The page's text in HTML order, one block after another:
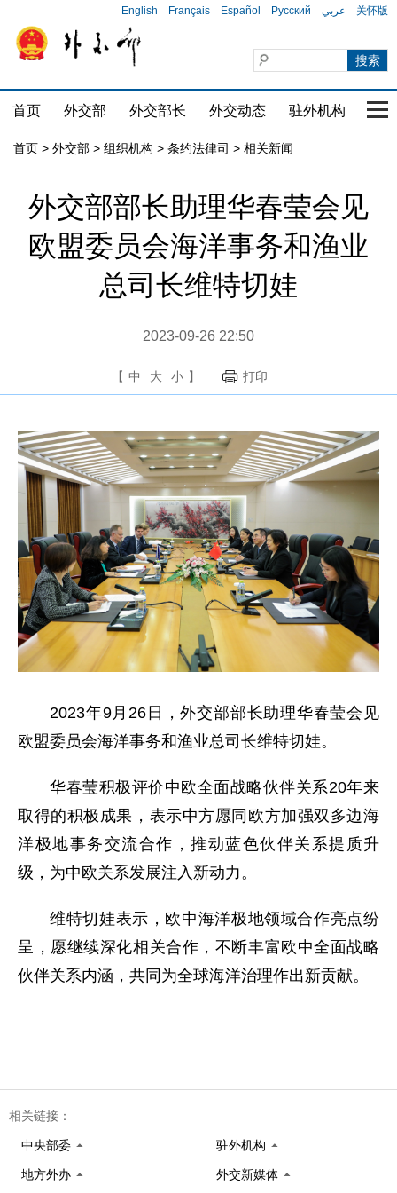
English Français Español Русский عربي 关怀版
首页 外交部 外交部长 外交动态 驻外机构 国
首页 > 外交部 > 组织机构 > 条约法律司 > 相关新闻
外交部部长助理华春莹会见
欧盟委员会海洋事务和渔业
总司长维特切娃
2023-09-26 22:50
【 中 大 小 】 打印
2023年9月26日，外交部部长助理华春莹会见
欧盟委员会海洋事务和渔业总司长维特切娃。
华春莹积极评价中欧全面战略伙伴关系20年来
取得的积极成果，表示中方愿同欧方加强双多边海
洋极地事务交流合作，推动蓝色伙伴关系提质升
级，为中欧关系发展注入新动力。
维特切娃表示，欧中海洋极地领域合作亮点纷
呈，愿继续深化相关合作，不断丰富欧中全面战略
伙伴关系内涵，共同为全球海洋治理作出新贡献。
相关链接：
中央部委 驻外机构
地方外办 外交新媒体